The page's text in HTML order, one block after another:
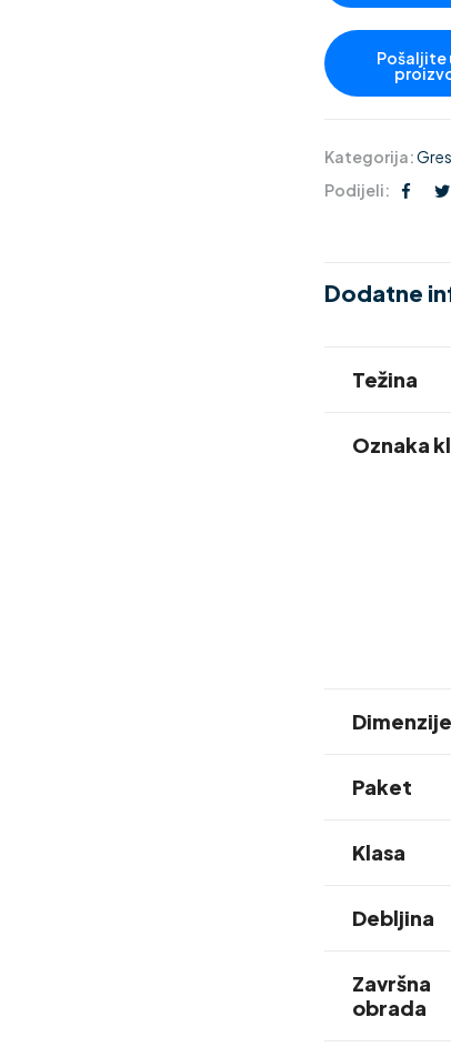
Kategorija:
Podijeli:
Dodatne
Težina
Oznaka
Dimenzije
Paket
Klasa
Debljina
Završna
obrada